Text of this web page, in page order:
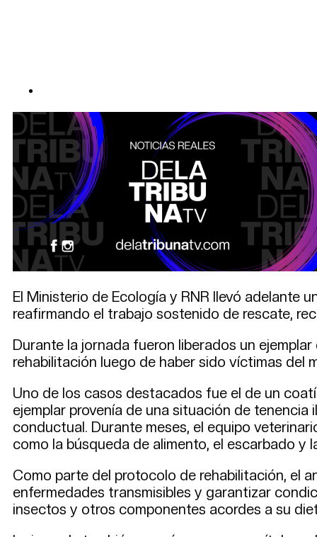
El Ministerio de Ecología y RNR llevó adelante
reafirmando el trabajo sostenido de rescate,
Durante la jornada fueron liberados un
rehabilitación luego de haber sido víctimas del
Uno de los casos destacados fue el de un
ejemplar provenía de una situación de
conductual. Durante meses, el equipo
como la búsqueda de alimento, el escarbado
Como parte del protocolo de rehabilitación, el
enfermedades transmisibles y garantizar
insectos y otros componentes acordes a su